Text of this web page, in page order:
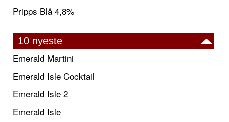
Pripps Blå 4,8%
10 nyeste
Emerald Martini
Emerald Isle Cocktail
Emerald Isle 2
Emerald Isle